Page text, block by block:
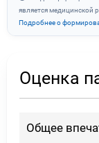
является медицинской
Подробнее о
Оценка
Общее